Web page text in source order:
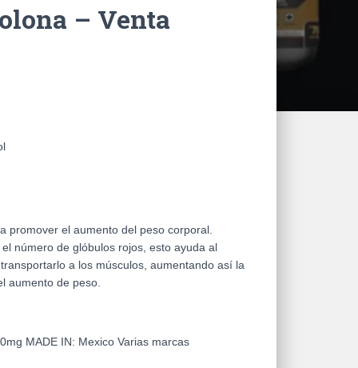
– Venta
promover el aumento del peso corporal.
número de glóbulos rojos, esto ayuda al
a los músculos, aumentando así la
aumento de peso.
MADE IN: Mexico Varias marcas